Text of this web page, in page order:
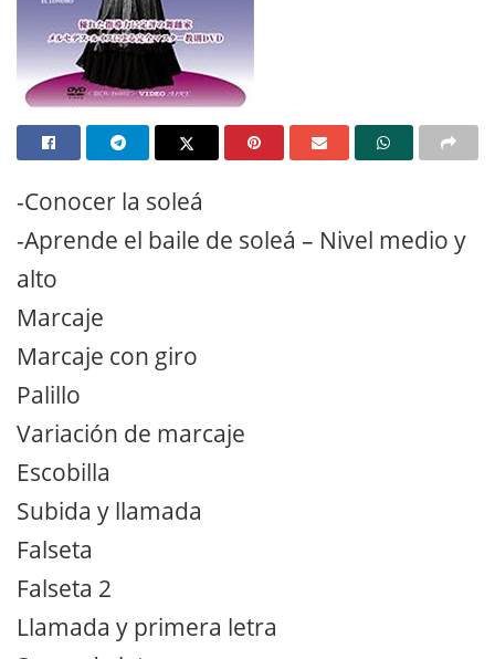
-Conocer la soleá
-Aprende el baile de soleá – Nivel medio y
alto
Marcaje
Marcaje con giro
Palillo
Variación de marcaje
Escobilla
Subida y llamada
Falseta
Falseta 2
Llamada y primera letra